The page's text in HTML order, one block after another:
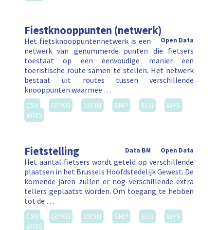
Fiestknooppunten (netwerk)
Open Data
Het fietsknooppuntennetwerk is een
netwerk van genummerde punten die fietsers
toestaat op een eenvoudige manier een
toeristische route samen te stellen. Het netwerk
bestaat uit routes tussen verschillende
knooppunten waarmee …
CSV
GPKG JSON SHP SLD
WFS
WMS
Fietstelling Open Data
Data BM
Het aantal fietsers wordt geteld op verschillende
plaatsen in het Brussels Hoofdstedelijk Gewest. De
komende jaren zullen er nog verschillende extra
tellers geplaatst worden. Om toegang te hebben
tot de …
CSV
GPKG JSON SHP SLD
WFS
WMS